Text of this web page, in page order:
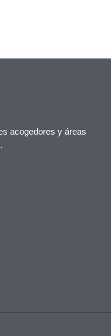
acogedores y áreas